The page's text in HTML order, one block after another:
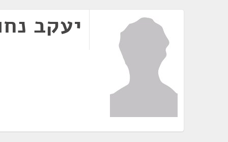
יעקב